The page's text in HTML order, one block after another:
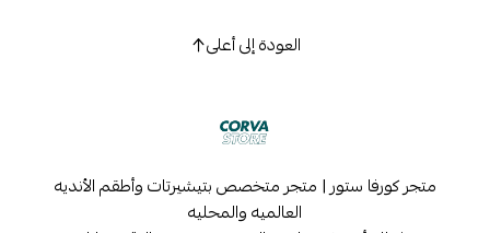
العودة إلى أعلى
متجر كورفا ستور | متجر متخصص بتيشيرتات وأطقم الأنديه
العالميه والمحليه